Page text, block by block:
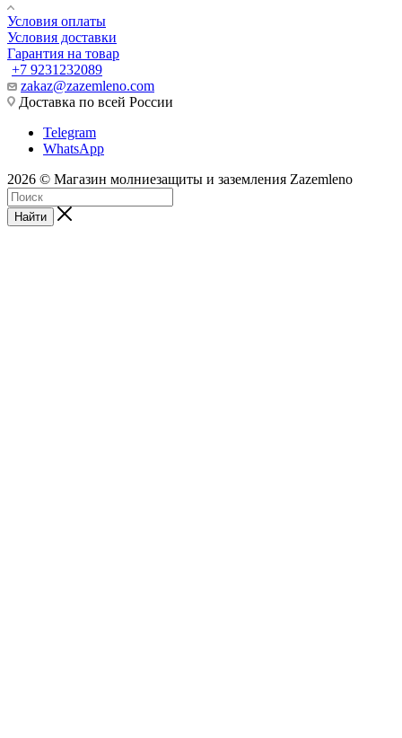
Условия оплаты
Условия доставки
Гарантия на товар
+7 9231232089
zakaz@zazemleno.com
Доставка по всей России
Telegram
WhatsApp
2026 © Магазин молниезащиты и заземления Zazemleno
Найти